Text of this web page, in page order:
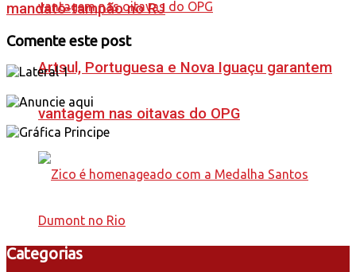
Artsul, Portuguesa e Nova Iguaçu garantem
vantagem nas oitavas do OPG
mandato-tampão no RJ
Comente este post
Categorias